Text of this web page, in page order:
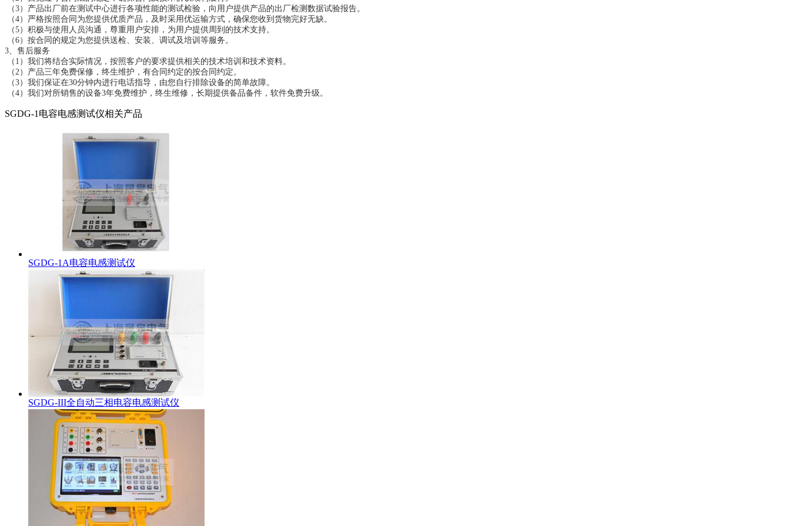
（3）产品出厂前在测试中心进行各项性能的测试检验，向用户提供产品的出厂检测数据试验报告。
（4）严格按照合同为您提供优质产品，及时采用优运输方式，确保您收到货物完好无缺。
（5）积极与使用人员沟通，尊重用户安排，为用户提供周到的技术支持。
（6）按合同的规定为您提供送检、安装、调试及培训等服务。
3、售后服务
（1）我们将结合实际情况，按照客户的要求提供相关的技术培训和技术资料。
（2）产品三年免费保修，终生维护，有合同约定的按合同约定。
（3）我们保证在30分钟内进行电话指导，由您自行排除设备的简单故障。
（4）我们对所销售的设备3年免费维护，终生维修，长期提供备品备件，软件免费升级。
SGDG-1电容电感测试仪相关产品
SGDG-1A电容电感测试仪
SGDG-III全自动三相电容电感测试仪